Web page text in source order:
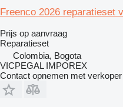
Freenco 2026 reparatieset
Prijs op aanvraag
Reparatieset
Colombia, Bogota
VICPEGAL IMPOREX
Contact opnemen met verkoper